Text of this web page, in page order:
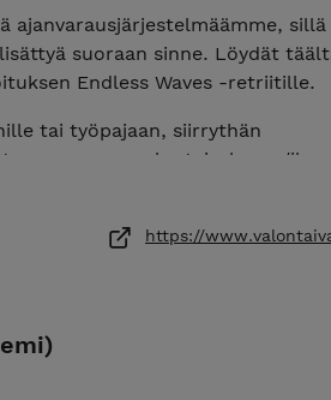
ajanvarausjärjestelmäämme,
suoraan sinne. Löydät
Endless Waves -retriitille.
tai työpajaan, siirrythän
www.valontaival.com/
sukupuolesta,
https://